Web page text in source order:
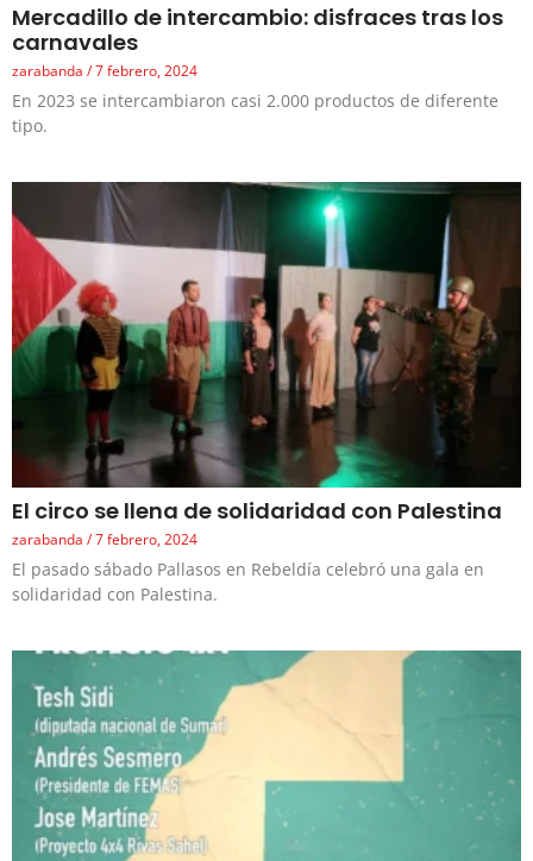
Mercadillo de intercambio: disfraces tras los
carnavales
zarabanda 7 febrero, 2024
En 2023 se intercambiaron casi 2.000 productos de diferente
tipo.
El circo se llena de solidaridad con Palestina
zarabanda 7 febrero, 2024
El pasado sábado Pallasos en Rebeldía celebró una gala en
solidaridad con Palestina.